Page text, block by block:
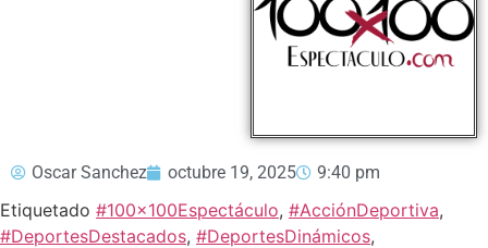
Oscar Sanchez octubre 19, 2025 9:40 pm
Etiquetado #100x100Espectáculo, #AcciónDeportiva,
#DeportesDestacados, #DeportesDinámicos,